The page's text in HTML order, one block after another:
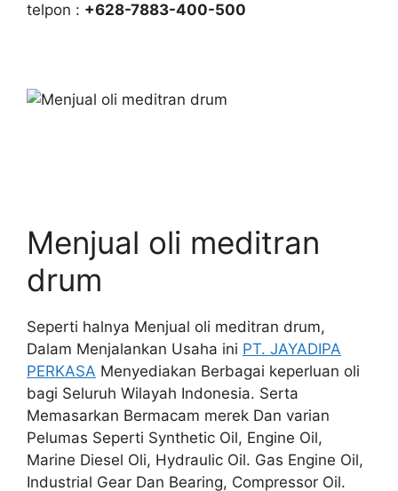
telpon : +628-7883-400-500
Menjual oli meditran
drum
Seperti halnya Menjual oli meditran drum,
Dalam Menjalankan Usaha ini PT. JAYADIPA
PERKASA Menyediakan Berbagai keperluan oli
bagi Seluruh Wilayah Indonesia. Serta
Memasarkan Bermacam merek Dan varian
Pelumas Seperti Synthetic Oil, Engine Oil,
Marine Diesel Oli, Hydraulic Oil. Gas Engine Oil,
Industrial Gear Dan Bearing, Compressor Oil.